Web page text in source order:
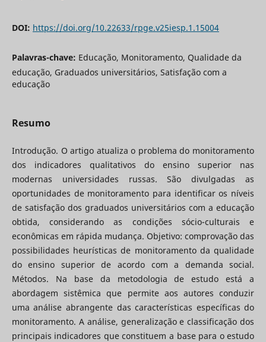
DOI: https://doi.org/10.22633/rpge.v25iesp.1.15004
Palavras-chave: Educação, Monitoramento, Qualidade da
educação, Graduados universitários, Satisfação com a
educação
Resumo
Introdução. O artigo atualiza o problema do monitoramento
dos indicadores qualitativos do ensino superior nas
modernas universidades russas. São divulgadas as
oportunidades de monitoramento para identificar os níveis
de satisfação dos graduados universitários com a educação
obtida, considerando as condições sócio-culturais e
econômicas em rápida mudança. Objetivo: comprovação das
possibilidades heurísticas de monitoramento da qualidade
do ensino superior de acordo com a demanda social.
Métodos. Na base da metodologia de estudo está a
abordagem sistêmica que permite aos autores conduzir
uma análise abrangente das características específicas do
monitoramento. A análise, generalização e classificação dos
principais indicadores que constituem a base para o estudo